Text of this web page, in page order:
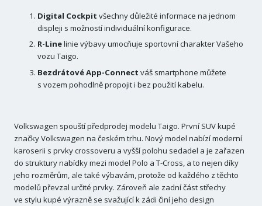
Digital Cockpit všechny důležité informace na jednom
displeji s možností individuální konfigurace.
R-Linelinie výbavy umocňuje sportovní charakter Vašeho
vozu Taigo.
Bezdrátové App-Connect váš smartphone můžete
s vozem pohodlně propojit i bez použití kabelu.
Volkswagen spouští předprodej modelu Taigo. První SUV kupé
značky Volkswagen na českém trhu. Nový model nabízí moderní
karoserii s prvky crossoveru a vyšší polohu sedadel a je zařazen
do struktury nabídky mezi model Polo a T-Cross, a to nejen díky
jeho rozměrům, ale také výbavám, protože od každého z těchto
modelů převzal určité prvky. Zároveň ale zadní část střechy
ve stylu kupé výrazně se svažující k zádi činí jeho design